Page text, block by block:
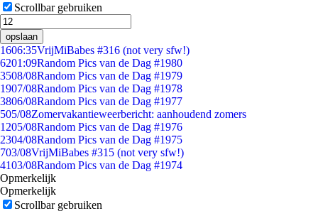
Scrollbar gebruiken
opslaan
1606:35VrijMiBabes #316 (not very sfw!)
6201:09Random Pics van de Dag #1980
3508/08Random Pics van de Dag #1979
1907/08Random Pics van de Dag #1978
3806/08Random Pics van de Dag #1977
505/08Zomervakantieweerbericht: aanhoudend zomers
1205/08Random Pics van de Dag #1976
2304/08Random Pics van de Dag #1975
703/08VrijMiBabes #315 (not very sfw!)
4103/08Random Pics van de Dag #1974
Opmerkelijk
Opmerkelijk
Scrollbar gebruiken